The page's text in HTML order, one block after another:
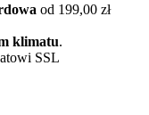
od 199,00 zł
klimatu.
SSL